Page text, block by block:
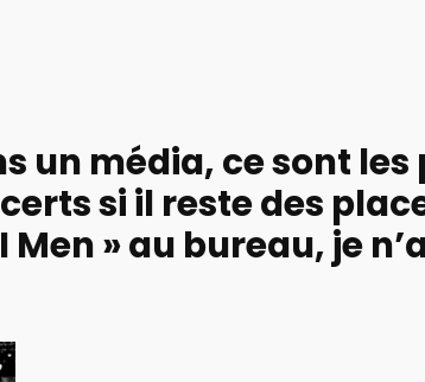
un média, ce sont
si il reste des
» au bureau, je